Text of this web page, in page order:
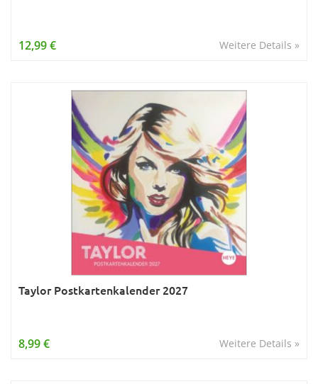
Weitere Details »
12,99 €
Taylor Postkartenkalender 2027
Weitere Details »
8,99 €